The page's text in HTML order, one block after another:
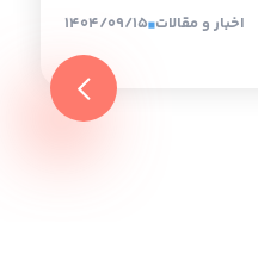
1404/09/15 اخبار و مقالات